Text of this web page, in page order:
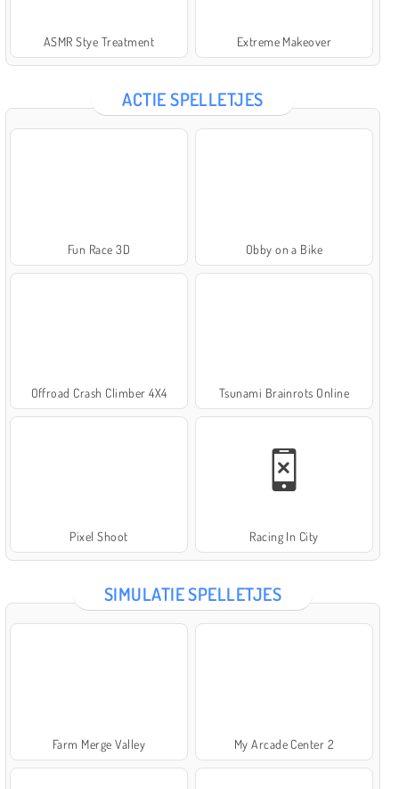
ASMR Stye Treatment Extreme Makeover
ACTIE SPELLETJES
Fun Race 3D Obby on a Bike
Offroad Crash Climber 4X4 Tsunami Brainrots Online
Pixel Shoot Racing In City
SIMULATIE SPELLETJES
Farm Merge Valley My Arcade Center 2